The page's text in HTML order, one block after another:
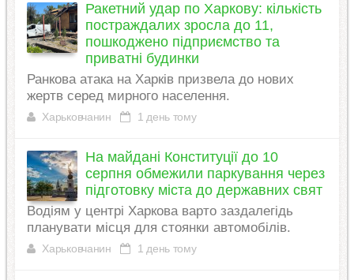
Ракетний удар по Харкову: кількість
постраждалих зросла до 11,
пошкоджено підприємство та
приватні будинки
Ранкова атака на Харків призвела до нових
жертв серед мирного населення.
Харьковчанин 1 день тому
На майдані Конституції до 10
серпня обмежили паркування через
підготовку міста до державних свят
Водіям у центрі Харкова варто заздалегідь
планувати місця для стоянки автомобілів.
Харьковчанин 1 день тому